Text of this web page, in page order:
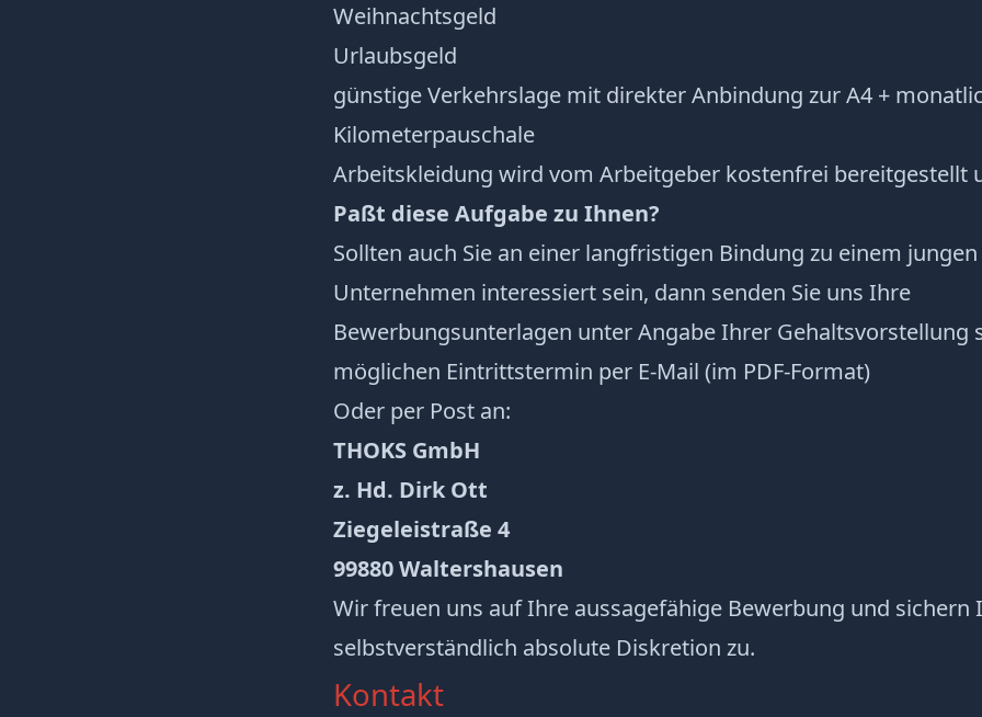
Weihnachtsgeld
Urlaubsgeld
günstige Verkehrslage mit direkter Anbindung zur A4 +
Kilometerpauschale
Arbeitskleidung wird vom Arbeitgeber kostenfrei bereitgestellt
Paßt diese Aufgabe zu Ihnen?
Sollten auch Sie an einer langfristigen Bindung zu einem
Unternehmen interessiert sein, dann senden Sie uns Ihre
Bewerbungsunterlagen unter Angabe Ihrer Gehaltsvorstellung
möglichen Eintrittstermin per E-Mail (im PDF-Format)
Oder per Post an:
THOKS GmbH
z. Hd. Dirk Ott
Ziegeleistraße 4
99880 Waltershausen
Wir freuen uns auf Ihre aussagefähige Bewerbung und sichern
selbstverständlich absolute Diskretion zu.
Kontakt